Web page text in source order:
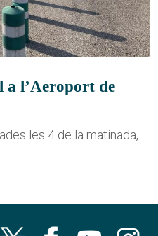
l’Aeroport de
les 4 de la matinada,